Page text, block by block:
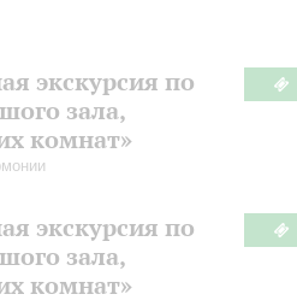
экскурсия по
зала,
комнат»
экскурсия по
зала,
комнат»